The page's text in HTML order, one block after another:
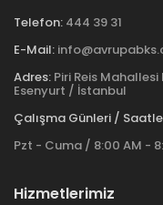
Telefon: 444 39 31
E-Mail:
Adres: Piri Reis Mahallesi
Esenyurt / İstanbul
Çalışma Günleri /
Pzt - Cuma / 8:00 AM -
Hizmetlerimiz